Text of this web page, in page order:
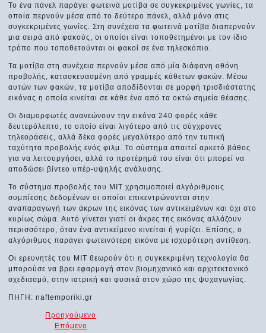
Το ένα πάνελ παράγει φωτεινά μοτίβα σε συγκεκριμένες γωνίες, τα
οποία περνούν μέσα από το δεύτερο πάνελ, αλλά μόνο στις
συγκεκριμένες γωνίες. Στη συνέχεια τα φωτεινά μοτίβα διαπερνούν
μια σειρά από φακούς, οι οποίοι είναι τοποθετημένοι με τον ίδιο
τρόπο που τοποθετούνται οι φακοί σε ένα τηλεσκόπιο.
Τα μοτίβα στη συνέχεια περνούν μέσα από μία διάφανη οθόνη
προβολής, κατασκευασμένη από γραμμές κάθετων φακών. Μέσω
αυτών των φακών, τα μοτίβα αποδίδονται σε μορφή τρισδιάστατης
εικόνας η οποία κινείται σε κάθε ένα από τα οκτώ σημεία θέασης.
Οι διαμορφωτές ανανεώνουν την εικόνα 240 φορές κάθε
δευτερόλεπτο, το οποίο είναι λιγότερο από τις σύγχρονες
τηλεοράσεις, αλλά δέκα φορές μεγαλύτερο από την τυπική
ταχύτητα προβολής ενός φιλμ. Το σύστημα απαιτεί αρκετό βάθος
για να λειτουργήσει, αλλά το προτέρημά του είναι ότι μπορεί να
αποδώσει βίντεο υπέρ-υψηλής ανάλυσης.
Το σύστημα προβολής του MIT χρησιμοποιεί αλγόριθμους
συμπίεσης δεδομένων οι οποίοι επικεντρώνονται στην
αναπαραγωγή των άκρων της εικόνας των αντικειμένων και όχι στο
κυρίως σώμα. Αυτό γίνεται γιατί οι άκρες της εικόνας αλλάζουν
περισσότερο, όταν ένα αντικείμενο κινείται ή γυρίζει. Επίσης, ο
αλγόριθμος παράγει φωτεινότερη εικόνα με ισχυρότερη αντίθεση.
Οι ερευνητές του MIT θεωρούν ότι η συγκεκριμένη τεχνολογία θα
μπορούσε να βρει εφαρμογή στον βιομηχανικό και αρχιτεκτονικό
σχεδιασμό, στην ιατρική και φυσικά στον χώρο της ψυχαγωγίας.
ΠΗΓΗ: naftemporiki.gr
Προηγούμενο
Επόμενο